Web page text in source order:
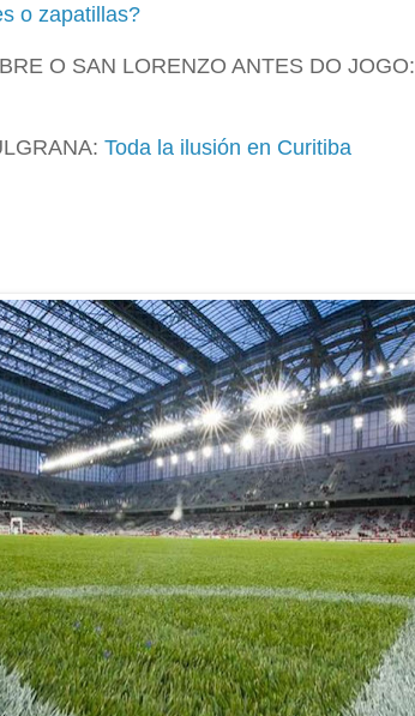
o zapatillas?
O SAN LORENZO ANTES DO JOGO:
Toda la ilusión en Curitiba